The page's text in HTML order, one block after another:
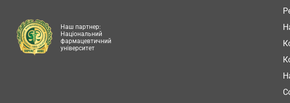
Наш партнер:
Національний
фармацевтичний
університет